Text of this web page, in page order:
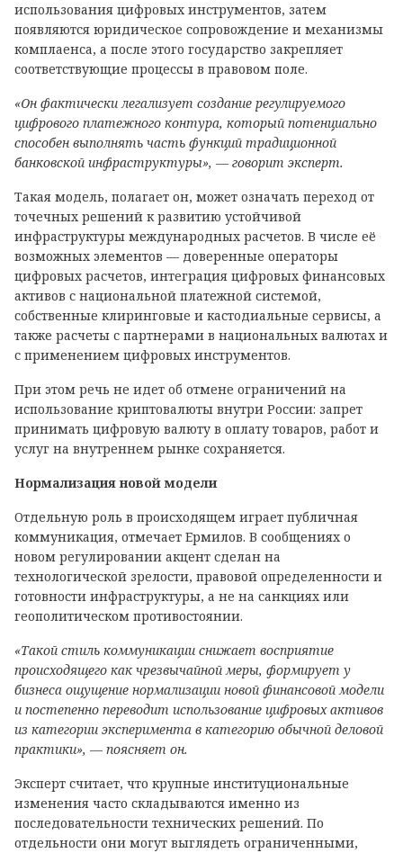
использования цифровых инструментов, затем
появляются юридическое сопровождение и механизмы
комплаенса, а после этого государство закрепляет
соответствующие процессы в правовом поле.
«Он фактически легализует создание регулируемого
цифрового платежного контура, который потенциально
способен выполнять часть функций традиционной
банковской инфраструктуры», — говорит эксперт.
Такая модель, полагает он, может означать переход от
точечных решений к развитию устойчивой
инфраструктуры международных расчетов. В числе её
возможных элементов — доверенные операторы
цифровых расчетов, интеграция цифровых финансовых
активов с национальной платежной системой,
собственные клиринговые и кастодиальные сервисы, а
также расчеты с партнерами в национальных валютах и
с применением цифровых инструментов.
При этом речь не идет об отмене ограничений на
использование криптовалюты внутри России: запрет
принимать цифровую валюту в оплату товаров, работ и
услуг на внутреннем рынке сохраняется.
Нормализация новой модели
Отдельную роль в происходящем играет публичная
коммуникация, отмечает Ермилов. В сообщениях о
новом регулировании акцент сделан на
технологической зрелости, правовой определенности и
готовности инфраструктуры, а не на санкциях или
геополитическом противостоянии.
«Такой стиль коммуникации снижает восприятие
происходящего как чрезвычайной меры, формирует у
бизнеса ощущение нормализации новой финансовой модели
и постепенно переводит использование цифровых активов
из категории эксперимента в категорию обычной деловой
практики», — поясняет он.
Эксперт считает, что крупные институциональные
изменения часто складываются именно из
последовательности технических решений. По
отдельности они могут выглядеть ограниченными,